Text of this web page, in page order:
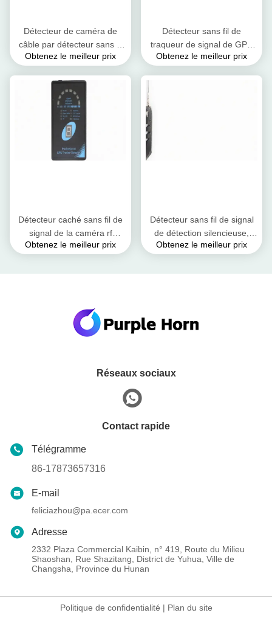
Détecteur de caméra de
câble par détecteur sans fil
large de signal de
Obtenez le meilleur prix
Détecteur sans fil de
traqueur de signal de GPS
de brouilleur de signal
Obtenez le meilleur prix
Détecteur caché sans fil de
signal de la caméra rf
d'autotest de puissance de
Obtenez le meilleur prix
Détecteur sans fil de signal
de détection silencieuse,
détecteur de signal de
Obtenez le meilleur prix
Réseaux sociaux
Contact rapide
Télégramme
86-17873657316
E-mail
feliciazhou@pa.ecer.com
Adresse
2332 Plaza Commercial Kaibin, n° 419, Route du Milieu
Shaoshan, Rue Shazitang, District de Yuhua, Ville de
Changsha, Province du Hunan
Politique de confidentialité | Plan du site